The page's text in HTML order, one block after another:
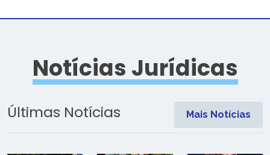
Notícias Jurídicas
Últimas Notícias Mais Notícias